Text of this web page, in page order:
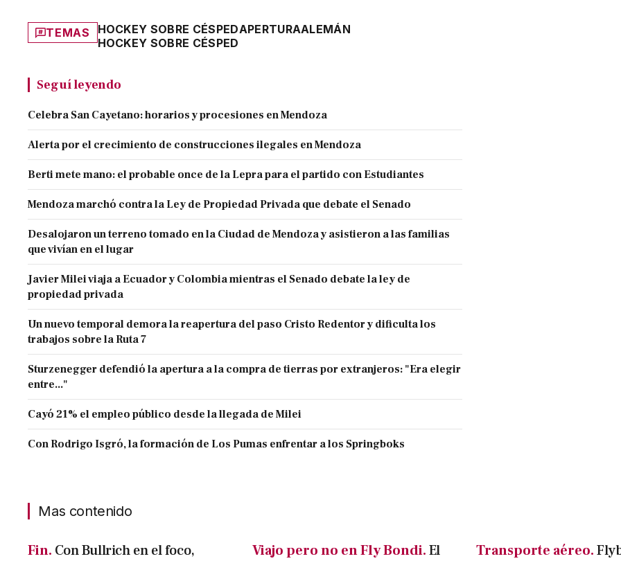
TEMAS HOCKEY SOBRE CÉSPEDAPERTURAALEMÁN
HOCKEY SOBRE CÉSPED
Seguí leyendo
Celebra San Cayetano: horarios y procesiones en Mendoza
Alerta por el crecimiento de construcciones ilegales en Mendoza
Berti mete mano: el probable once de la Lepra para el partido con Estudiantes
Mendoza marchó contra la Ley de Propiedad Privada que debate el Senado
Desalojaron un terreno tomado en la Ciudad de Mendoza y asistieron a las familias
que vivían en el lugar
Javier Milei viaja a Ecuador y Colombia mientras el Senado debate la ley de
propiedad privada
Un nuevo temporal demora la reapertura del paso Cristo Redentor y dificulta los
trabajos sobre la Ruta 7
Sturzenegger defendió la apertura a la compra de tierras por extranjeros: "Era elegir
entre..."
Cayó 21% el empleo público desde la llegada de Milei
Con Rodrigo Isgró, la formación de Los Pumas enfrentar a los Springboks
Mas contenido
Fin. Con Bullrich en el foco,
Viajo pero no en Fly Bondi.El
Transporte aéreo.